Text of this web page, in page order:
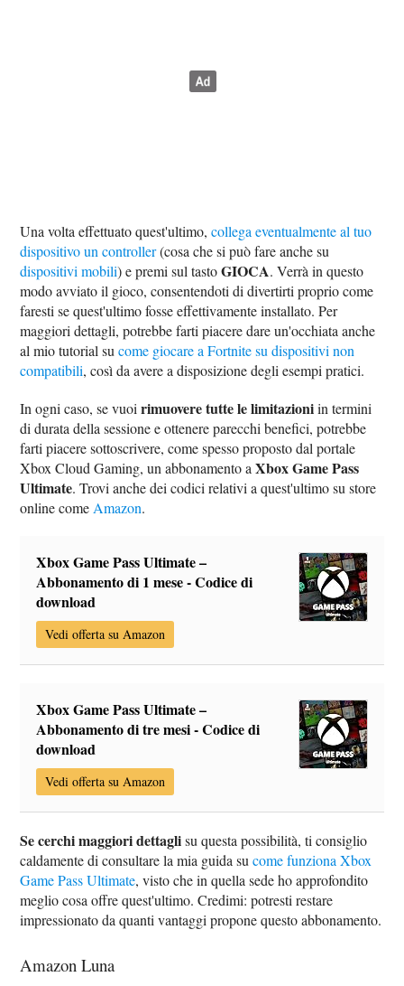
Una volta effettuato quest'ultimo,collega eventualmente al tuo
dispositivo un controller(cosa che si può fare anche su
dispositivi mobili) e premi sul tastoGIOCA. Verrà in questo
modo avviato il gioco, consentendoti di divertirti proprio come
faresti se quest'ultimo fosse effettivamente installato. Per
maggiori dettagli, potrebbe farti piacere dare un'occhiata anche
al mio tutorial sucome giocare a Fortnite su dispositivi non
compatibili, così da avere a disposizione degli esempi pratici.
In ogni caso, se vuoirimuovere tutte le limitazioniin termini
di durata della sessione e ottenere parecchi benefici, potrebbe
farti piacere sottoscrivere, come spesso proposto dal portale
Xbox Cloud Gaming, un abbonamento aXbox Game Pass
Ultimate. Trovi anche dei codici relativi a quest'ultimo su store
online comeAmazon.
Xbox Game Pass Ultimate –
Abbonamento di 1 mese - Codice di
download
Vedi offerta su Amazon
Xbox Game Pass Ultimate –
Abbonamento di tre mesi - Codice di
download
Vedi offerta su Amazon
Se cerchi maggiori dettaglisu questa possibilità, ti consiglio
caldamente di consultare la mia guida sucome funziona Xbox
Game Pass Ultimate, visto che in quella sede ho approfondito
meglio cosa offre quest'ultimo. Credimi: potresti restare
impressionato da quanti vantaggi propone questo abbonamento.
Amazon Luna